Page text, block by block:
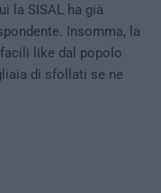
la SISAL ha già
Insomma, la
like dal popolo
di sfollati se ne